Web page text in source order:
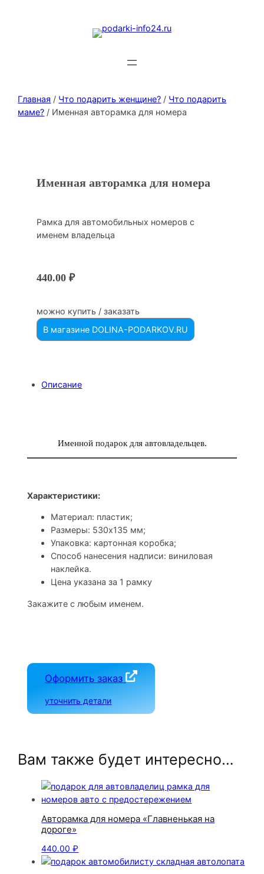
Главная / Что подарить женщине? / Что подарить
маме? / Именная авторамка для номера
Именная авторамка для номера
Рамка для автомобильных номеров с
именем владельца
440.00₽
можно купить / заказать
В магазине DOLINA-PODARKOV.RU
Описание
Именной подарок для автовладельцев.
Характеристики:
Материал: пластик;
Размеры: 530х135 мм;
Упаковка: картонная коробка;
Способ нанесения надписи: виниловая
наклейка.
Цена указана за 1 рамку
Закажите с любым именем.
Оформить заказ
уточнить детали
Вам также будет интересно…
Авторамка для номера «Главненькая на
дороге»
440.00₽